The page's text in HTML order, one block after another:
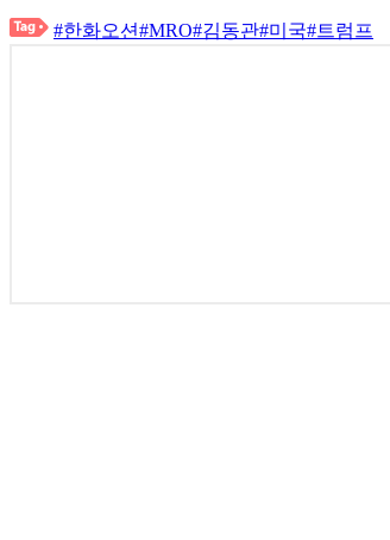
#한화오션#MRO#김동관#미국#트럼프